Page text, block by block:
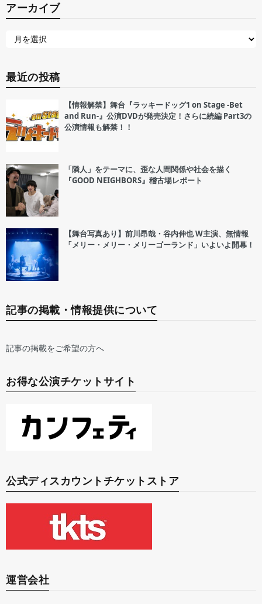
アーカイブ
最近の投稿
【情報解禁】舞台『ラッキードッグ1 on Stage -Bet
and Run-』公演DVDが発売決定！さらに続編 Part3の
公演情報も解禁！！
「隣人」をテーマに、歪な人間関係や社会を描く
『GOOD NEIGHBORS』稽古場レポート
【舞台写真あり】前川昂哉・谷内伸也 W主演、無情報
「メリー・メリー・メリーゴーランド」いよいよ開幕！
記事の掲載・情報提供について
記事の掲載をご希望の方へ
お得な公演チケットサイト
公式ディスカウントチケットストア
運営会社